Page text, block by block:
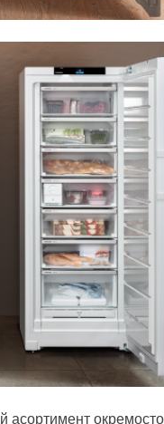
асортимент